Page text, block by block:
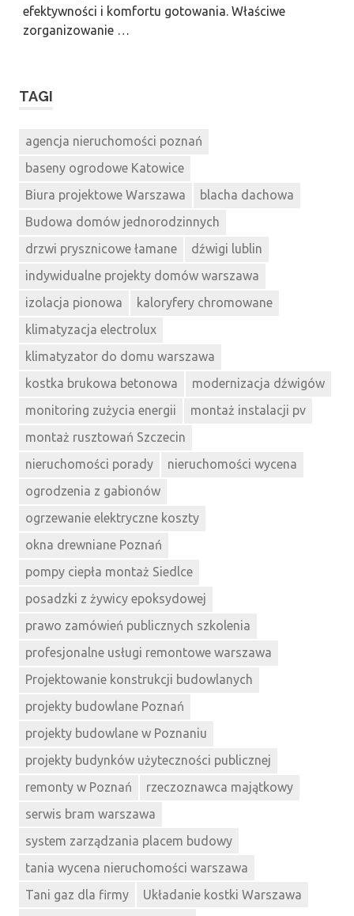
efektywności i komfortu gotowania. Właściwe
zorganizowanie …
TAGI
agencja nieruchomości poznań
baseny ogrodowe Katowice
Biura projektowe Warszawa
blacha dachowa
Budowa domów jednorodzinnych
drzwi prysznicowe łamane
dźwigi lublin
indywidualne projekty domów warszawa
izolacja pionowa
kaloryfery chromowane
klimatyzacja electrolux
klimatyzator do domu warszawa
kostka brukowa betonowa
modernizacja dźwigów
monitoring zużycia energii
montaż instalacji pv
montaż rusztowań Szczecin
nieruchomości porady
nieruchomości wycena
ogrodzenia z gabionów
ogrzewanie elektryczne koszty
okna drewniane Poznań
pompy ciepła montaż Siedlce
posadzki z żywicy epoksydowej
prawo zamówień publicznych szkolenia
profesjonalne usługi remontowe warszawa
Projektowanie konstrukcji budowlanych
projekty budowlane Poznań
projekty budowlane w Poznaniu
projekty budynków użyteczności publicznej
remonty w Poznań
rzeczoznawca majątkowy
serwis bram warszawa
system zarządzania placem budowy
tania wycena nieruchomości warszawa
Tani gaz dla firmy
Układanie kostki Warszawa